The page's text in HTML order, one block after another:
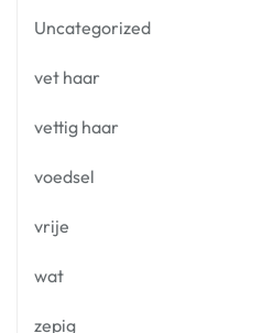
Uncategorized
vet haar
vettig haar
voedsel
vrije
wat
zepig